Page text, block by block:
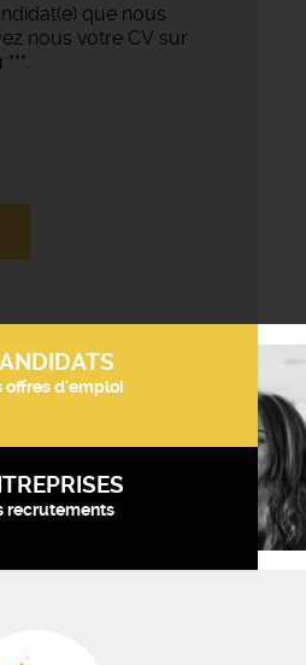
que nous
nous votre CV sur
offres d'emploi
recrutements